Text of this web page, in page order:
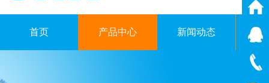
广东成人快猫网址时科技有
GUANGDONG THREENH
首页 产品中心 新闻动态